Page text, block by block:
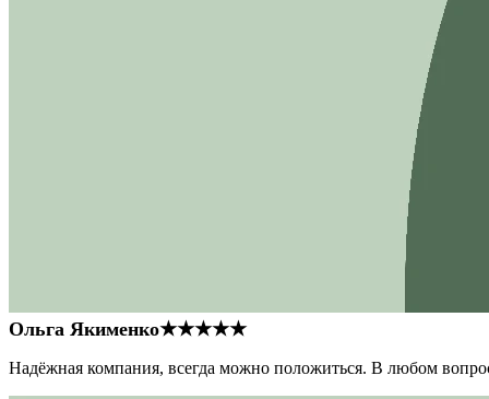
Ольга Якименко★★★★★
Надёжная компания, всегда можно положиться. В любом